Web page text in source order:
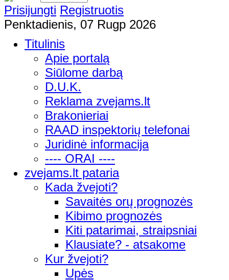
Prisijungti Registruotis
Penktadienis, 07 Rugp 2026
Titulinis
Apie portalą
Siūlome darbą
D.U.K.
Reklama zvejams.lt
Brakonieriai
RAAD inspektorių telefonai
Juridinė informacija
---- ORAI ----
zvejams.lt pataria
Kada žvejoti?
Savaitės orų prognozės
Kibimo prognozės
Kiti patarimai, straipsniai
Klausiate? - atsakome
Kur žvejoti?
Upės